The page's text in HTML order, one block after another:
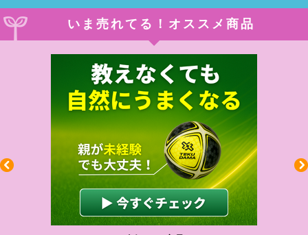
いま売れてる！オススメ商品